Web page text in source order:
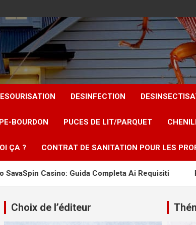
DESINFECTION
BOURDON PUCES DE LIT/PARQUET
ÇA ? CONTRAT DE SANITATION POUR LES
Guida Completa Ai Requisiti Přihlášení Do
Choix de l’éditeur